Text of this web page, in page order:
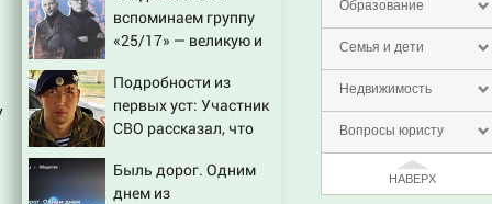
Образование
Семья и дети
Недвижимость
Вопросы юристу
НАВЕРХ
вспоминаем группу
«25/17» — великую и
Подробности из
первых уст: Участник
СВО рассказал, что
медведем
Быль дорог. Одним
днем из